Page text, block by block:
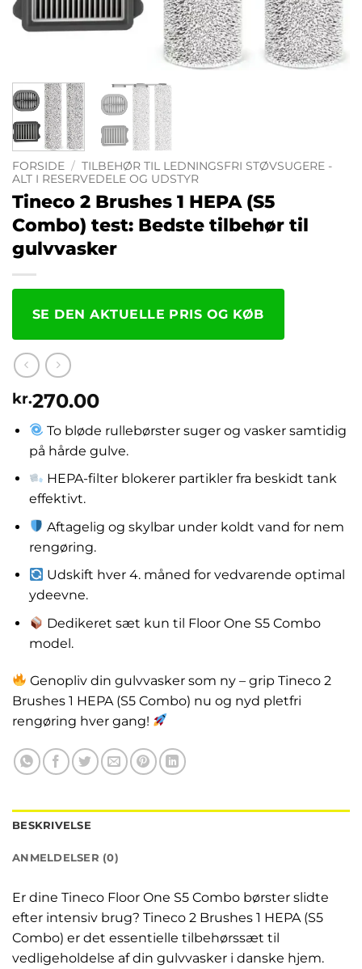
FORSIDE / TILBEHØR TIL LEDNINGSFRI STØVSUGERE -
ALT I RESERVEDELE OG UDSTYR
Tineco 2 Brushes 1 HEPA (S5
Combo) test: Bedste tilbehør til
gulvvasker
SE DEN AKTUELLE PRIS OG KØB
kr.270.00
To bløde rullebørster suger og vasker samtidig
på hårde gulve.
HEPA-filter blokerer partikler fra beskidt tank
effektivt.
Aftagelig og skylbar under koldt vand for nem
rengøring.
Udskift hver 4. måned for vedvarende optimal
ydeevne.
Dedikeret sæt kun til Floor One S5 Combo
model.
Genopliv din gulvvasker som ny – grip Tineco 2
Brushes 1 HEPA (S5 Combo) nu og nyd pletfri
rengøring hver gang!
BESKRIVELSE
ANMELDELSER (0)
Er dine Tineco Floor One S5 Combo børster slidte
efter intensiv brug? Tineco 2 Brushes 1 HEPA (S5
Combo) er det essentielle tilbehørssæt til
vedligeholdelse af din gulvvasker i danske hjem.